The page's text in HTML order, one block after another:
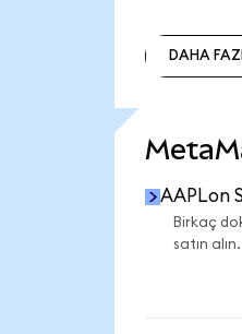
DAHA
AAPLon
Birkaç
satın alın.